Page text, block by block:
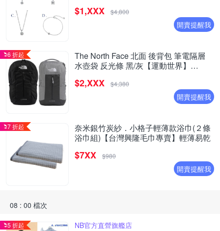
$1,XXX $4,800
開賣提醒我
6 折起
The North Face 北面 後背包 筆電隔層
水壺袋 反光條 黑/灰【運動世界】
$2,XXX $4,380
開賣提醒我
7 折起
奈米銀竹炭紗．小格子輕薄款浴巾(２條
浴巾組)【台灣興隆毛巾專賣】輕薄易乾
$7XX $980
開賣提醒我
08 : 00 檔次
5 折起 NB官方直營旗艦店